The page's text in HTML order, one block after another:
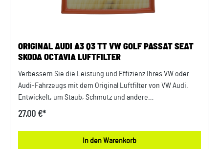
Ihres Fahrzeugs mitzuteilen. Wir prüfen vorab, ob der
gewünschte Artikel zum Fahrzeug passt.
ORIGINAL AUDI A3 Q3 TT VW GOLF PASSAT SEAT
SKODA OCTAVIA LUFTFILTER
Verbessern Sie die Leistung und Effizienz Ihres VW oder
Audi-Fahrzeugs mit dem Original Luftfilter von VW Audi.
Entwickelt, um Staub, Schmutz und andere
Verunreinigungen fernzuhalten, sorgt dieser Luftfilter für
und hochwertigen Materialien gewährleistet er eine lange
Lebensdauer und zuverlässige Leistung. Halten Sie Ihren
27,00 €*
In den Warenkorb